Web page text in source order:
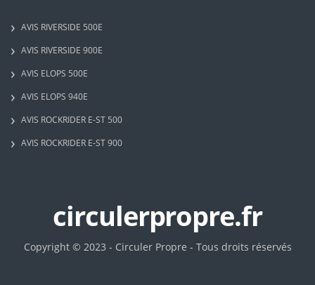
AVIS RIVERSIDE 500E
AVIS RIVERSIDE 900E
AVIS ELOPS 500E
AVIS ELOPS 940E
AVIS ROCKRIDER E-ST 500
AVIS ROCKRIDER E-ST 900
circulerpropre.fr
Copyright © 2023 - Circuler Propre - Tous droits réservés